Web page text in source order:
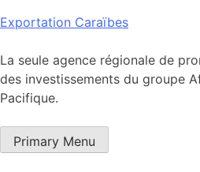
Skip
content
Exportation Caraïbes
La seule agence régionale de
des investissements du groupe
Pacifique.
Primary Menu